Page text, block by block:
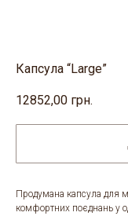
Капсула “Large”
12852,00 грн.
Продумана капсула для
комфортних поєднань у